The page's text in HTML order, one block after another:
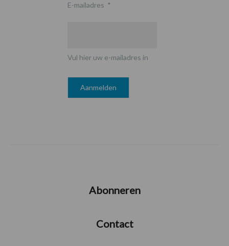
E-mailadres *
Vul hier uw e-mailadres in
Abonneren
Contact